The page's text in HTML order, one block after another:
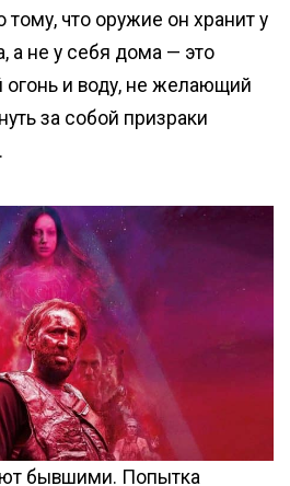
что оружие он хранит у
а не у себя дома — это
и воду, не желающий
за собой призраки
бывшими. Попытка